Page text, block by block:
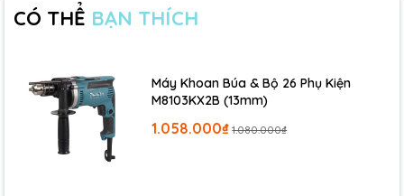
ra các sản phẩm công nghiệp chất lượng cao để giúp người
lao động làm việc hiệu quả hơn
độ bền của chúng.
CÓ THỂ BẠN THÍCH
Máy Khoan Búa & Bộ 26 Phụ Kiện
M8103KX2B (13mm)
1.058.000₫ 1.080.000₫